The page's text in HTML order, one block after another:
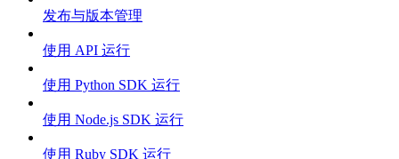
发布与版本管理
使用 API 运行
使用 Python SDK 运行
使用 Node.js SDK 运行
使用 Ruby SDK 运行